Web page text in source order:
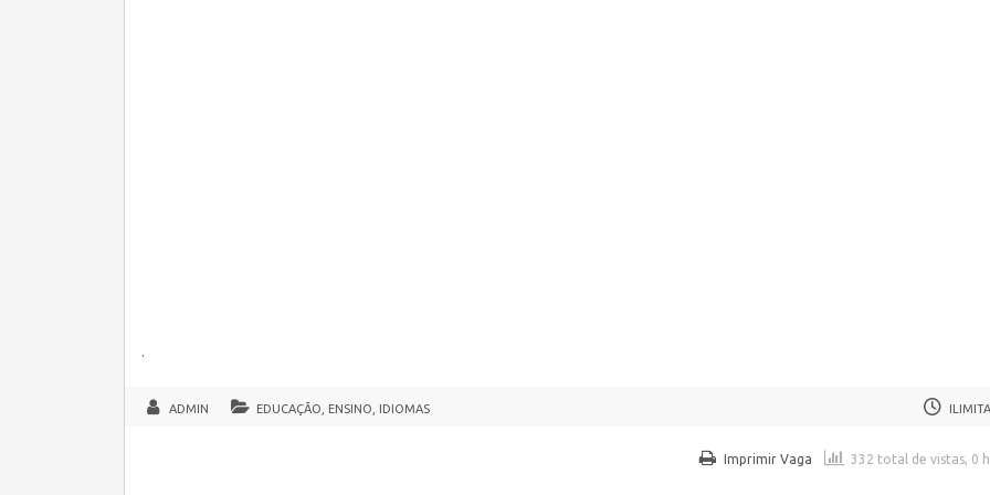
.
ADMIN EDUCAÇÃO, ENSINO, IDIOMAS
332 total de vistas, 0
Imprimir Vaga